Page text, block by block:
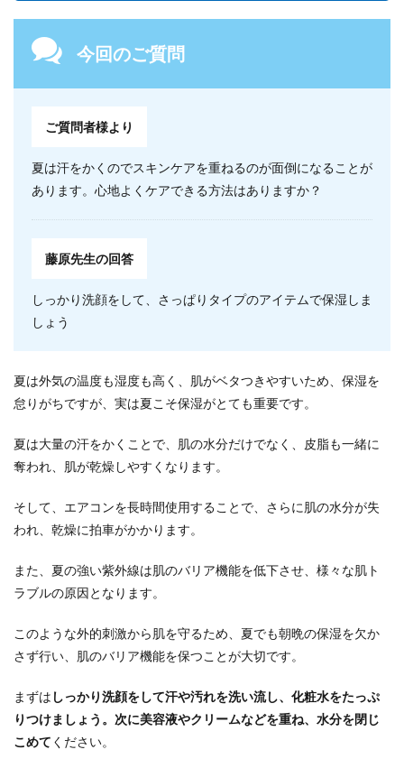
今回のご質問
ご質問者様より
夏は汗をかくのでスキンケアを重ねるのが面倒になることが
あります。心地よくケアできる方法はありますか？
藤原先生の回答
しっかり洗顔をして、さっぱりタイプのアイテムで保湿しま
しょう
夏は外気の温度も湿度も高く、肌がベタつきやすいため、保湿を
怠りがちですが、実は夏こそ保湿がとても重要です。
夏は大量の汗をかくことで、肌の水分だけでなく、皮脂も一緒に
奪われ、肌が乾燥しやすくなります。
そして、エアコンを長時間使用することで、さらに肌の水分が失
われ、乾燥に拍車がかかります。
また、夏の強い紫外線は肌のバリア機能を低下させ、様々な肌ト
ラブルの原因となります。
このような外的刺激から肌を守るため、夏でも朝晩の保湿を欠か
さず行い、肌のバリア機能を保つことが大切です。
まずは しっかり洗顔をして汗や汚れを洗い流し、化粧水をたっぷ
りつけましょう。次に美容液やクリームなどを重ね、水分を閉じ
こめて ください。